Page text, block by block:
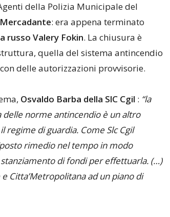
della Polizia Municipale del
: era appena terminato
russo Valery Fokin. La chiusura è
quella del sistema antincendio
delle autorizzazioni provvisorie.
Osvaldo Barba della SlC Cgil : “la
delle norme antincendio è un altro
regime di guardia. Come Slc Cgil
rimedio nel tempo in modo
di fondi per effettuarla. (…)
Citta’Metropolitana ad un piano di